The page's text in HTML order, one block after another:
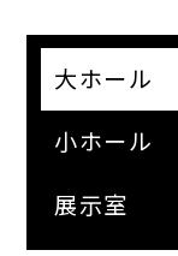
大ホール
小ホール
展示室